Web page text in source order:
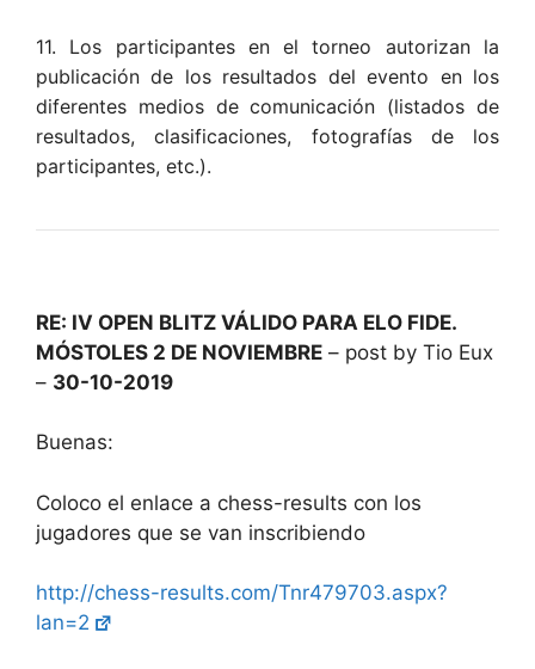
11. Los participantes en el torneo autorizan la
publicación de los resultados del evento en los
diferentes medios de comunicación (listados de
resultados, clasificaciones, fotografías de los
participantes, etc.).
RE: IV OPEN BLITZ VÁLIDO PARA ELO FIDE.
MÓSTOLES 2 DE NOVIEMBRE – post by Tio Eux
– 30-10-2019
Buenas:
Coloco el enlace a chess-results con los
jugadores que se van inscribiendo
http://chess-results.com/Tnr479703.aspx?
lan=2